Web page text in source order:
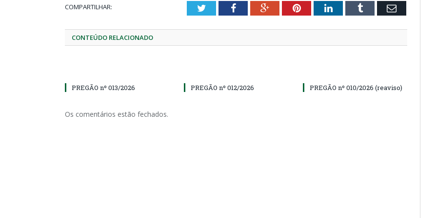
COMPARTILHAR: TwitterFacebookGoogle+PinterestLinkedInTumblr Email
CONTEÚDO RELACIONADO
PREGÃO nº 013/2026 PREGÃO nº 012/2026 PREGÃO nº 010/2026 (reaviso)
Os comentários estão fechados.